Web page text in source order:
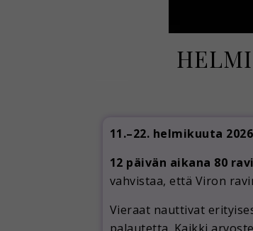
11.–22. helmikuuta
12 päivän aikana 80
vahvistaa, että Viron
Vieraat nauttivat